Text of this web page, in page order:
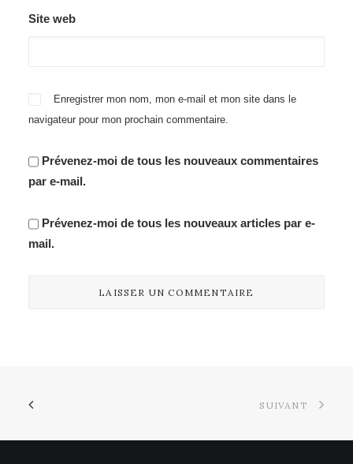
Site web
Enregistrer mon nom, mon e-mail et mon site dans le
navigateur pour mon prochain commentaire.
Prévenez-moi de tous les nouveaux commentaires
par e-mail.
Prévenez-moi de tous les nouveaux articles par e-
mail.
SUIVANT